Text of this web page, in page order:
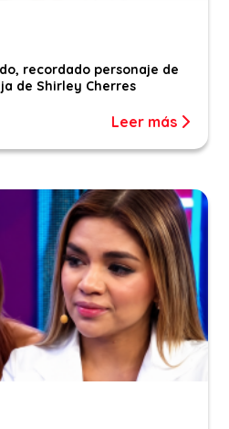
recordado personaje de
de Shirley Cherres
Leer más